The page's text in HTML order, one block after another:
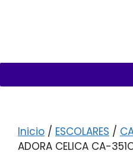
Inicio / ESCOLARES /
ADORA CELICA CA-